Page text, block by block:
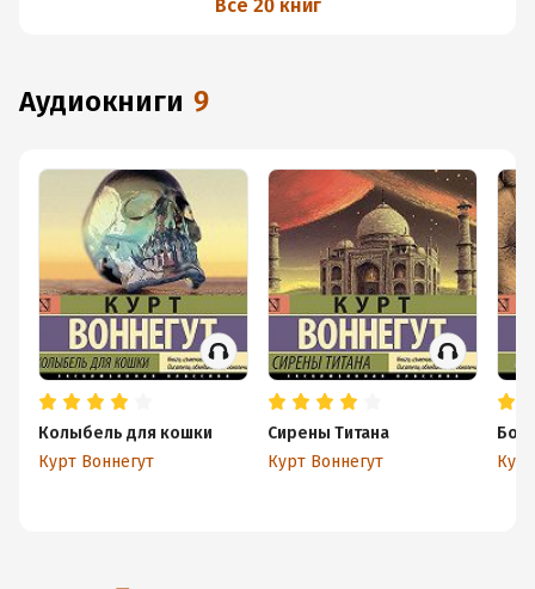
Все 20 книг
аудиокниги 9
Колыбель для кошки
Курт Воннегут
Сирены Титана
Курт Воннегут